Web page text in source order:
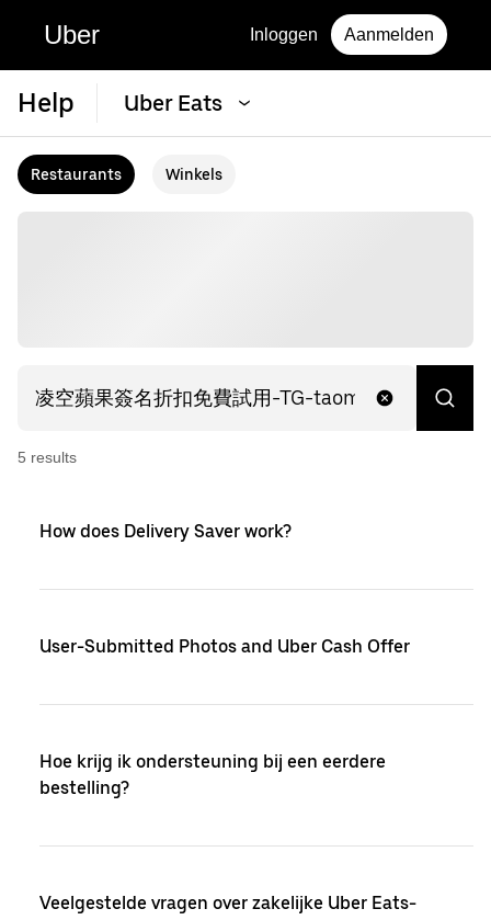
Uber Inloggen Aanmelden
Help Uber Eats
Restaurants Winkels
5 results
How does Delivery Saver work?
User-Submitted Photos and Uber Cash Offer
Hoe krijg ik ondersteuning bij een eerdere
bestelling?
Veelgestelde vragen over zakelijke Uber Eats-